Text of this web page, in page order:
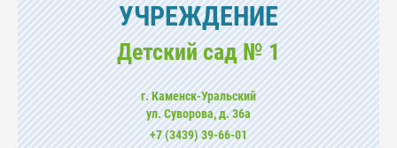
УЧРЕЖДЕНИЕ
Детский сад № 1
г. Каменск-Уральский
ул. Суворова, д. 36а
+7 (3439) 39-66-01